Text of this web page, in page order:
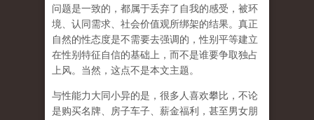
问题是一致的，都属于丢弃了自我的感受，被环
境、认同需求、社会价值观所绑架的结果。真正
自然的性态度是不需要去强调的，性别平等建立
在性别特征自信的基础上，而不是谁要争取独占
上风。当然，这点不是本文主题。
与性能力大同小异的是，很多人喜欢攀比，不论
是购买名牌、房子车子、薪金福利，甚至男女朋